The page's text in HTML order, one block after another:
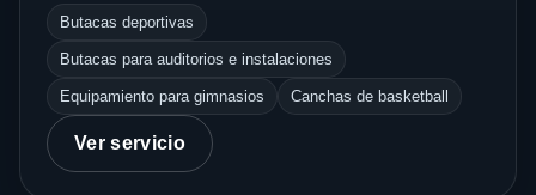
Butacas deportivas
Butacas para auditorios e instalaciones
Equipamiento para gimnasios Canchas de basketball
Ver servicio